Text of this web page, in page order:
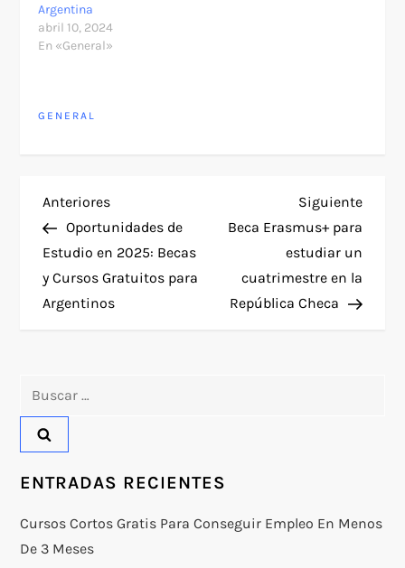
Argentina
abril 10, 2024
En «General»
GENERAL
N
a
v
a
c
ó
Entrada
anterior
Anteriores
Oportunidades de
Estudio en 2025: Becas
y Cursos Gratuitos para
Argentinos
Siguiente
Beca Erasmus+ para
estudiar un
cuatrimestre en la
República Checa
ENTRADAS RECIENTES
Cursos Cortos Gratis Para Conseguir Empleo En Menos
De 3 Meses